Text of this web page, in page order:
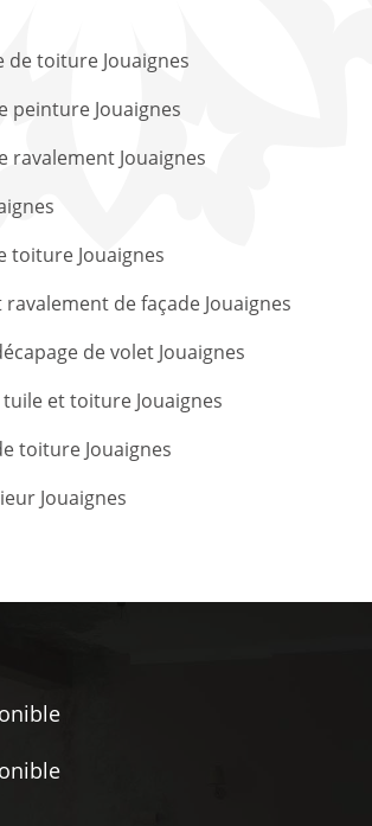
de toiture Jouaignes
peinture Jouaignes
ravalement Jouaignes
toiture Jouaignes
de façade Jouaignes
de volet Jouaignes
et toiture Jouaignes
toiture Jouaignes
Jouaignes